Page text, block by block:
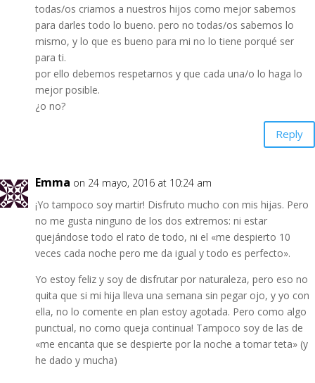
todas/os criamos a nuestros hijos como mejor sabemos
para darles todo lo bueno. pero no todas/os sabemos lo
mismo, y lo que es bueno para mi no lo tiene porqué ser
para ti.
por ello debemos respetarnos y que cada una/o lo haga lo
mejor posible.
¿o no?
Reply
Emma on 24 mayo, 2016 at 10:24 am
¡Yo tampoco soy martir! Disfruto mucho con mis hijas. Pero
no me gusta ninguno de los dos extremos: ni estar
quejándose todo el rato de todo, ni el «me despierto 10
veces cada noche pero me da igual y todo es perfecto».
Yo estoy feliz y soy de disfrutar por naturaleza, pero eso no
quita que si mi hija lleva una semana sin pegar ojo, y yo con
ella, no lo comente en plan estoy agotada. Pero como algo
punctual, no como queja continua! Tampoco soy de las de
«me encanta que se despierte por la noche a tomar teta» (y
he dado y mucha)